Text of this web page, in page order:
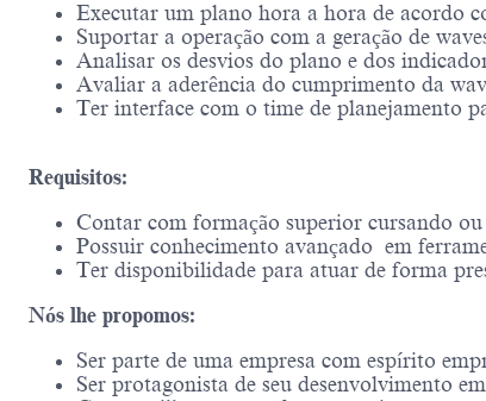
Executar um plano hora a hora de acordo
Suportar a operação com a geração de
Analisar os desvios do plano e dos
Avaliar a aderência do cumprimento da
Ter interface com o time de planejamento
Requisitos:
Contar com formação superior cursando
Possuir conhecimento avançado em
Ter disponibilidade para atuar de forma
Nós lhe propomos:
Ser parte de uma empresa com espírito
Ser protagonista de seu desenvolvimento